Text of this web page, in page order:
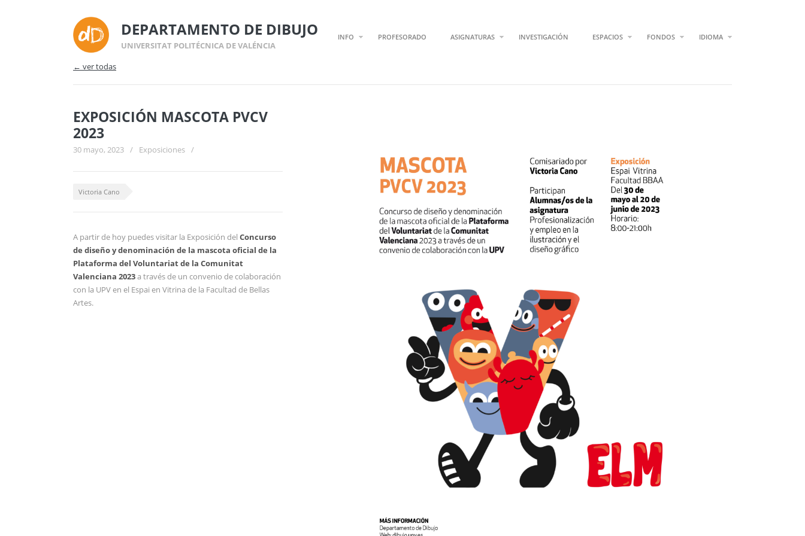
DEPARTAMENTO DE DIBUJO
UNIVERSITAT POLITÉCNICA DE VALÉNCIA
INFO PROFESORADO ASIGNATURAS INVESTIGACIÓN ESPACIOS FONDOS IDIOMA
← ver todas
EXPOSICIÓN MASCOTA PVCV
2023
30 mayo, 2023 / Exposiciones /
Victoria Cano
A partir de hoy puedes visitar la Exposición del Concurso
de diseño y denominación de la mascota oficial de la
Plataforma del Voluntariat de la Comunitat
Valenciana 2023a través de un convenio de colaboración
con la UPV en el Espai en Vitrina de la Facultad de Bellas
Artes.